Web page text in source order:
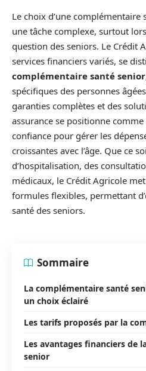
Le choix d’une complémentaire
une tâche complexe, surtout
question des seniors. Le Crédit
services financiers variés, se
complémentaire santé senior
spécifiques des personnes
garanties complètes et des
assurance se positionne
confiance pour gérer les
croissantes avec l’âge. Que ce
d’hospitalisation, des
médicaux, le Crédit Agricole
formules flexibles, permettant
santé des seniors.
Sommaire
La complémentaire santé
un choix éclairé
Les tarifs proposés par la
Les avantages financiers de
senior